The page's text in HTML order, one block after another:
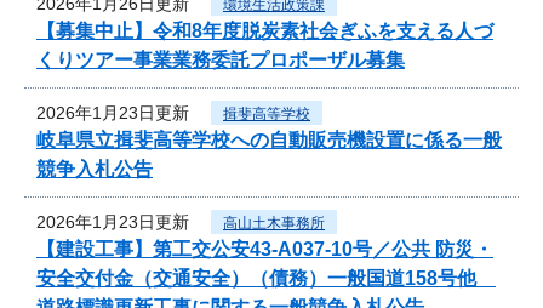
環境生活政策課
【募集中止】令和8年度脱炭素社会ぎふを支える人づ
くりツアー事業業務委託プロポーザル募集
2026年1月23日更新 揖斐高等学校
岐阜県立揖斐高等学校への自動販売機設置に係る一般
競争入札公告
2026年1月23日更新 高山土木事務所
【建設工事】第工交公安43-A037-10号／公共 防災・
安全交付金（交通安全）（債務）一般国道158号他